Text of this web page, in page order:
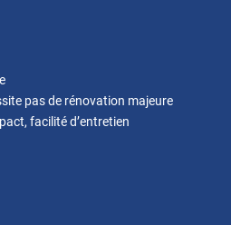
pas de rénovation majeure
facilité d’entretien